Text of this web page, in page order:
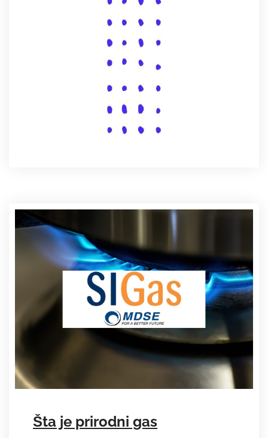
Šta je prirodni gas